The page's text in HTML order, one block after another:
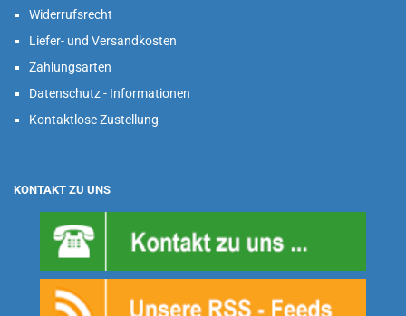
Widerrufsrecht
Liefer- und Versandkosten
Zahlungsarten
Datenschutz - Informationen
Kontaktlose Zustellung
KONTAKT ZU UNS